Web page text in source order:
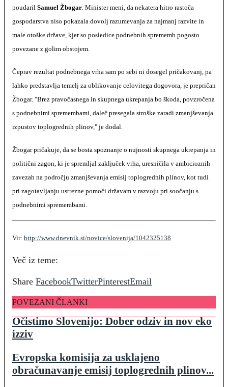
poudaril Samuel Žbogar. Minister meni, da nekatera hitro rastoča
gospodarstva niso pokazala dovolj razumevanja za najmanj razvite in
male otoške države, kjer so posledice podnebnih sprememb pogosto
povezane z golim obstojem.
Čeprav rezultat podnebnega vrha sam po sebi ni dosegel pričakovanj, pa
lahko predstavlja temelj za oblikovanje celovitega dogovora, je prepričan
Žbogar. "Brez pravočasnega in skupnega ukrepanja bo škoda, povzročena
s podnebnimi spremembami, daleč presegala stroške zaradi zmanjševanja
izpustov toplogrednih plinov," je dodal.
Žbogar pričakuje, da se bosta spoznanje o nujnosti skupnega ukrepanja in
politični zagon, ki je spremljal zaključek vrha, uresničila v ambicioznih
zavezah na področju zmanjševanja emisij toplogrednih plinov, kot tudi
pri zagotavljanju ustrezne pomoči državam v razvoju pri soočanju s
podnebnimi spremembami.
Vir: http://www.dnevnik.si/novice/slovenija/1042325138
Več iz teme:
Share FacebookTwitterPinterestEmail
POVEZANI ČLANKI
Očistimo Slovenijo: Dober odziv in nov eko
izziv
Evropska komisija za usklajeno
obračunavanje emisij toplogrednih plinov...